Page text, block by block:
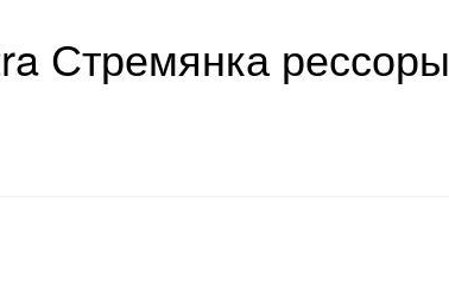
Стремянка рессоры